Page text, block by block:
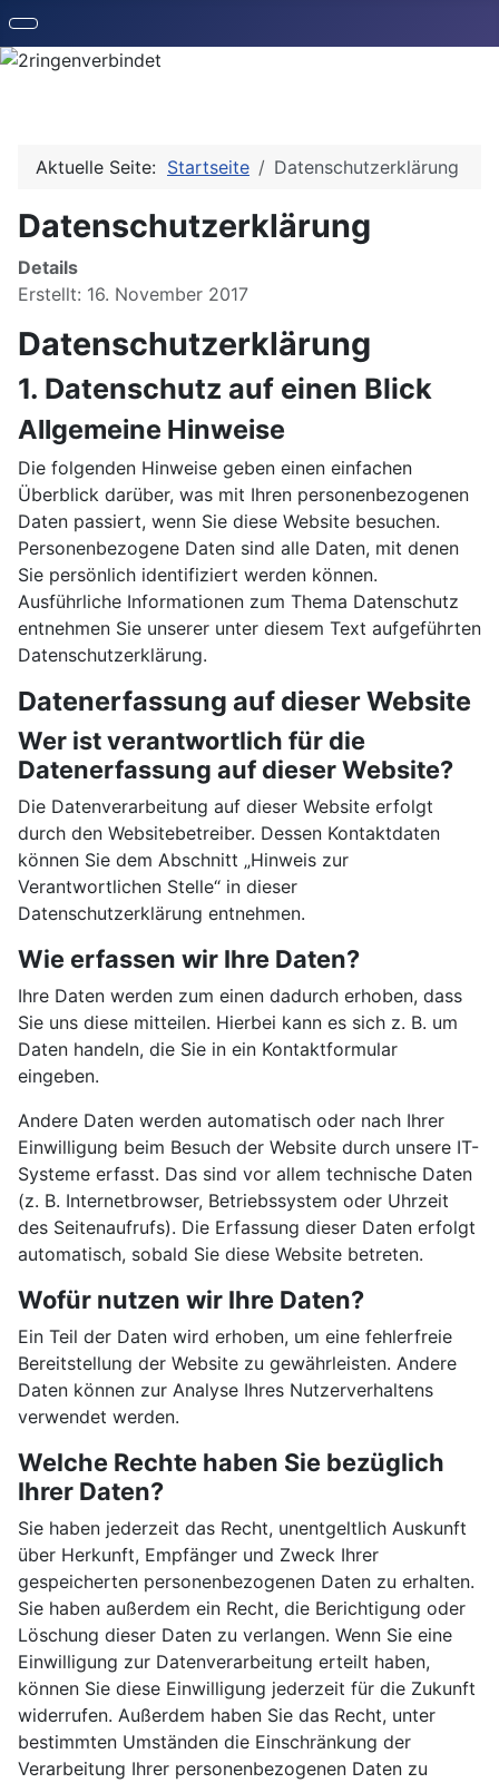
Aktuelle Seite: Startseite Datenschutzerklärung
Datenschutzerklärung
Details
Erstellt: 16. November 2017
Datenschutz­erklärung
1. Datenschutz auf einen Blick
Allgemeine Hinweise
Die folgenden Hinweise geben einen einfachen
Überblick darüber, was mit Ihren personenbezogenen
Daten passiert, wenn Sie diese Website besuchen.
Personenbezogene Daten sind alle Daten, mit denen
Sie persönlich identifiziert werden können.
Ausführliche Informationen zum Thema Datenschutz
entnehmen Sie unserer unter diesem Text aufgeführten
Datenschutzerklärung.
Datenerfassung auf dieser Website
Wer ist verantwortlich für die
Datenerfassung auf dieser Website?
Die Datenverarbeitung auf dieser Website erfolgt
durch den Websitebetreiber. Dessen Kontaktdaten
können Sie dem Abschnitt „Hinweis zur
Verantwortlichen Stelle“ in dieser
Datenschutzerklärung entnehmen.
Wie erfassen wir Ihre Daten?
Ihre Daten werden zum einen dadurch erhoben, dass
Sie uns diese mitteilen. Hierbei kann es sich z. B. um
Daten handeln, die Sie in ein Kontaktformular
eingeben.
Andere Daten werden automatisch oder nach Ihrer
Einwilligung beim Besuch der Website durch unsere IT-
Systeme erfasst. Das sind vor allem technische Daten
(z. B. Internetbrowser, Betriebssystem oder Uhrzeit
des Seitenaufrufs). Die Erfassung dieser Daten erfolgt
automatisch, sobald Sie diese Website betreten.
Wofür nutzen wir Ihre Daten?
Ein Teil der Daten wird erhoben, um eine fehlerfreie
Bereitstellung der Website zu gewährleisten. Andere
Daten können zur Analyse Ihres Nutzerverhaltens
verwendet werden.
Welche Rechte haben Sie bezüglich
Ihrer Daten?
Sie haben jederzeit das Recht, unentgeltlich Auskunft
über Herkunft, Empfänger und Zweck Ihrer
gespeicherten personenbezogenen Daten zu erhalten.
Sie haben außerdem ein Recht, die Berichtigung oder
Löschung dieser Daten zu verlangen. Wenn Sie eine
Einwilligung zur Datenverarbeitung erteilt haben,
können Sie diese Einwilligung jederzeit für die Zukunft
widerrufen. Außerdem haben Sie das Recht, unter
bestimmten Umständen die Einschränkung der
Verarbeitung Ihrer personenbezogenen Daten zu